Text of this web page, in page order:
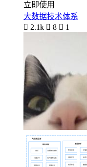
立即使用
大数据技术体系
 2.1k  8  1